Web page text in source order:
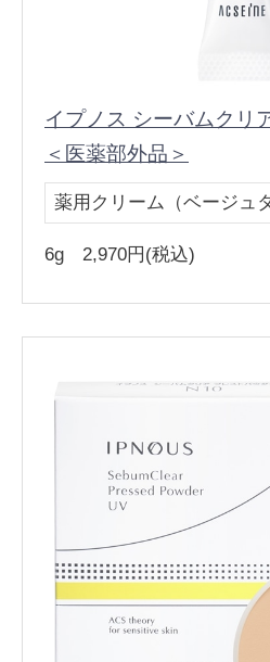
イプノス シーバムクリ
＜医薬部外品＞
薬用クリーム（ベージュ
6g 2,970円(税込)